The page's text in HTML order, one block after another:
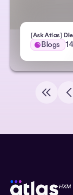
[Ask Atlas]
Blogs